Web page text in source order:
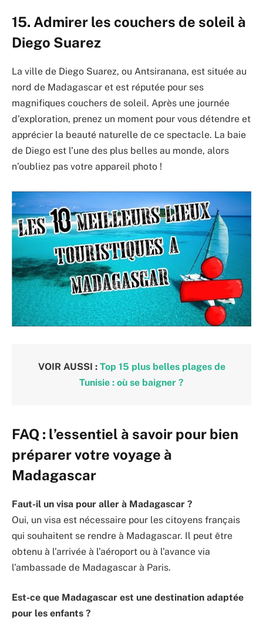
15. Admirer les couchers de soleil à
Diego Suarez
La ville de Diego Suarez, ou Antsiranana, est située au
nord de Madagascar et est réputée pour ses
magnifiques couchers de soleil. Après une journée
d’exploration, prenez un moment pour vous détendre et
apprécier la beauté naturelle de ce spectacle. La baie
de Diego est l’une des plus belles au monde, alors
n’oubliez pas votre appareil photo !
VOIR AUSSI : Top 15 plus belles plages de
Tunisie : où se baigner ?
FAQ : l’essentiel à savoir pour bien
préparer votre voyage à
Madagascar
Faut-il un visa pour aller à Madagascar ?
Oui, un visa est nécessaire pour les citoyens français
qui souhaitent se rendre à Madagascar. Il peut être
obtenu à l’arrivée à l’aéroport ou à l’avance via
l’ambassade de Madagascar à Paris.
Est-ce que Madagascar est une destination adaptée
pour les enfants ?